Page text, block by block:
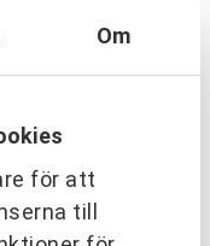
Om
för att
till